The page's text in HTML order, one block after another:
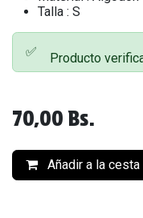
Talla : S
✅ Producto
70,00 Bs.
Añadir a la cesta